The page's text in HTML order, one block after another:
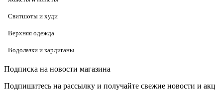
Свитшоты и худи
Верхняя одежда
Водолазки и кардиганы
Подписка на новости магазина
Подпишитесь на рассылку и получайте свежие новости и